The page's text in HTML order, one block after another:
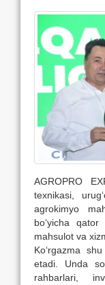
AGROPRO
texnikasi,
agrokimyo
bo‘yicha
mahsulot va
Ko‘rgazma
etadi. Unda
rahbarlari,